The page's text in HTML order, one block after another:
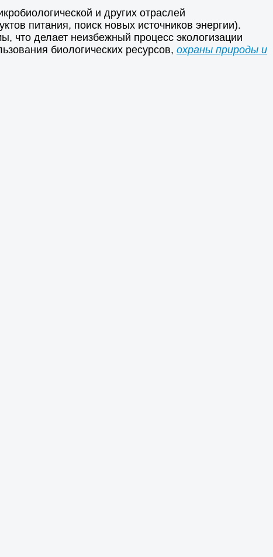
и других отраслей
питания, поиск новых источников энергии).
что делает неизбежный процесс экологизации
биологических ресурсов, охраны природы и